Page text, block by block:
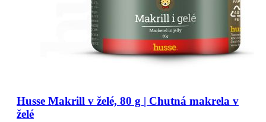
Husse Makrill v želé, 80 g | Chutná makrela v
želé